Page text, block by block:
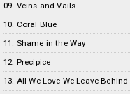
09. Veins and Vails
10. Coral Blue
11. Shame in the Way
12. Precipice
13. All We Love We Leave Behind